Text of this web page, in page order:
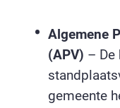
Algemene
(APV) – De
gemeente